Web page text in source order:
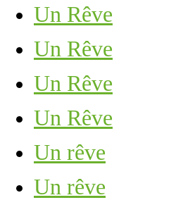
Un Rêve
Un Rêve
Un Rêve
Un Rêve
Un rêve
Un rêve